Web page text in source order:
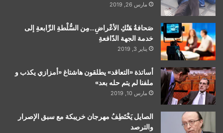
مارس 26, 2019
صَحافةُ هَتْكِ الأعْراضِ…مِن السُّلْطةِ الرِّابعةِ إلى
خدمة الجهة الدّافعةِ
يناير 3, 2019
أساتذة «التعاقد» يطلقون هاشتاغ «أمزازي يكذب و
ملفنا لم يتم حله بعد»
مارس 10, 2019
الصايل يَخْتَطِفُ مهرجان خريبكة مع سبق الإصرار
والترصد